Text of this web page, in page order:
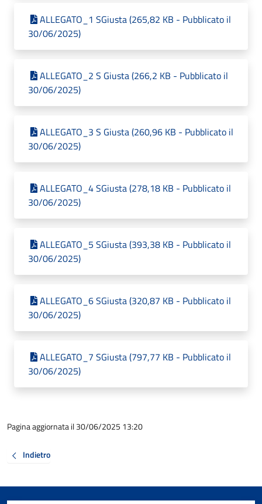
ALLEGATO_1 SGiusta (265,82 KB - Pubblicato il
30/06/2025)
ALLEGATO_2 S Giusta (266,2 KB - Pubblicato il
30/06/2025)
ALLEGATO_3 S Giusta (260,96 KB - Pubblicato il
30/06/2025)
ALLEGATO_4 SGiusta (278,18 KB - Pubblicato il
30/06/2025)
ALLEGATO_5 SGiusta (393,38 KB - Pubblicato il
30/06/2025)
ALLEGATO_6 SGiusta (320,87 KB - Pubblicato il
30/06/2025)
ALLEGATO_7 SGiusta (797,77 KB - Pubblicato il
30/06/2025)
Pagina aggiornata il 30/06/2025 13:20
Indietro